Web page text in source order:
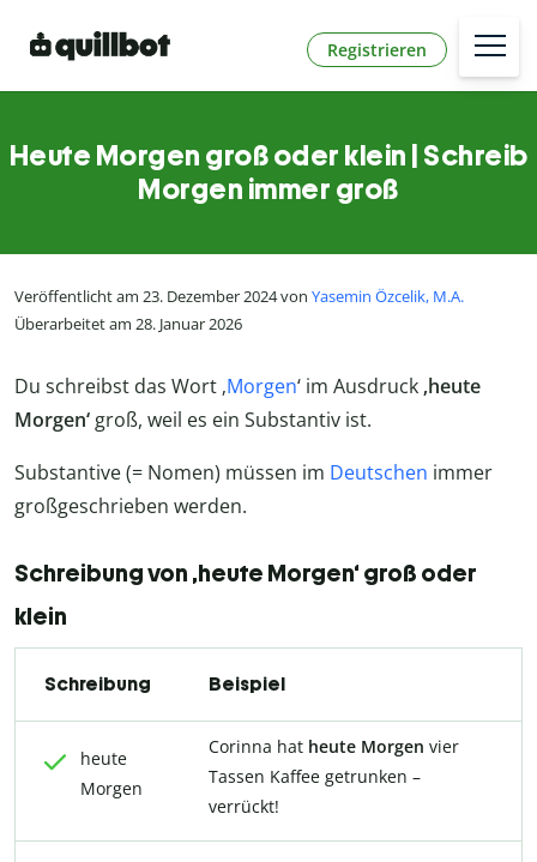
Registrieren
Heute Morgen groß oder klein | Schreib
Morgen immer groß
Veröffentlicht am 23. Dezember 2024 von Yasemin Özcelik, M.A.
Überarbeitet am 28. Januar 2026
Du schreibst das Wort ‚Morgen‘ im Ausdruck ‚heute
Morgen‘ groß, weil es ein Substantiv ist.
Substantive (= Nomen) müssen im Deutschen immer
großgeschrieben werden.
Schreibung von ‚heute Morgen‘ groß oder
klein
Schreibung Beispiel
heute
Morgen
Corinna hat heute Morgen vier
Tassen Kaffee getrunken –
verrückt!